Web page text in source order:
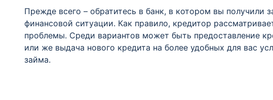
Прежде всего – обратитесь в банк, в котором вы получили
финансовой ситуации. Как правило, кредитор
проблемы. Среди вариантов может быть предоставление
или же выдача нового кредита на более удобных для вас
займа.